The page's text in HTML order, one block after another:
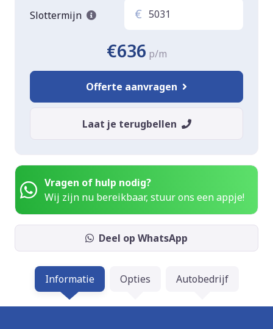
Slottermijn €
€636 p/m
Offerte aanvragen
Laat je terugbellen
Vragen of hulp nodig?
Wij zijn nu bereikbaar, stuur ons een appje!
Deel op WhatsApp
Informatie Opties Autobedrijf